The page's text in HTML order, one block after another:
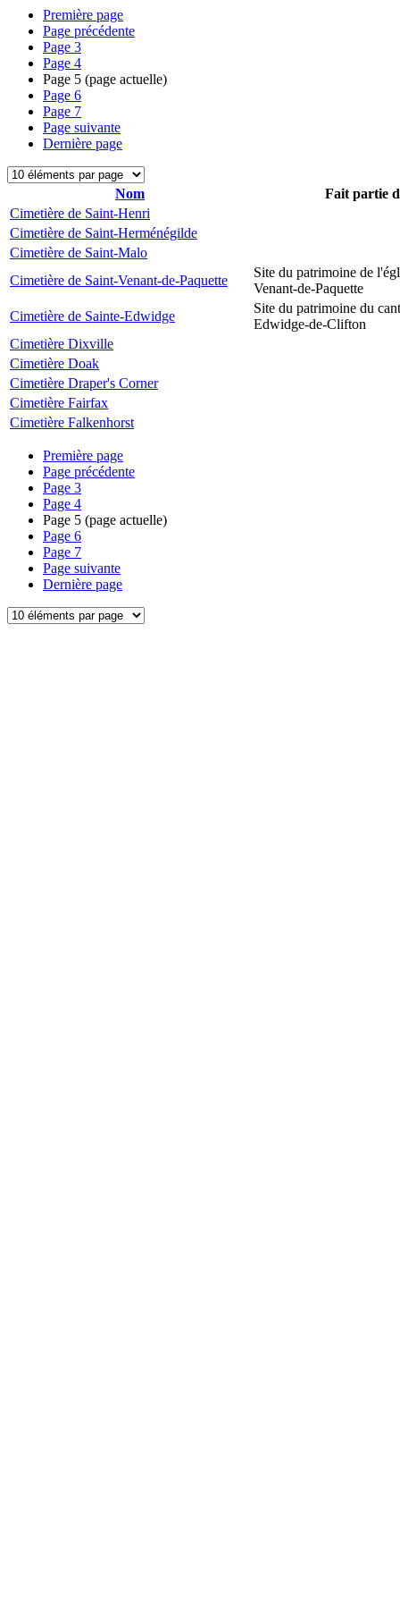
Première page
Page précédente
Page 3
Page 4
Page 5 (page actuelle)
Page 6
Page 7
Page suivante
Dernière page
Nom
Fait partie
Cimetière de Saint-Henri
Cimetière de Saint-Herménégilde
Cimetière de Saint-Malo
Cimetière de Saint-Venant-de-Paquette
Site du patrimoine de
Venant-de-Paquette
Cimetière de Sainte-Edwidge
Site du patrimoine du
Edwidge-de-Clifton
Cimetière Dixville
Cimetière Doak
Cimetière Draper's Corner
Cimetière Fairfax
Cimetière Falkenhorst
Première page
Page précédente
Page 3
Page 4
Page 5 (page actuelle)
Page 6
Page 7
Page suivante
Dernière page